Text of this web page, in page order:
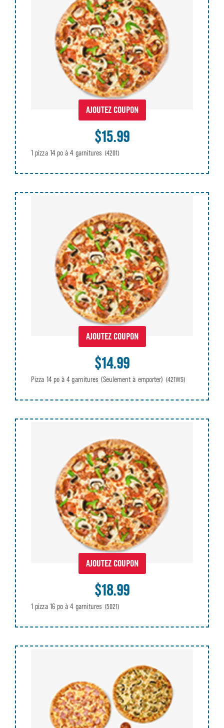
AJOUTEZ COUPON
$15.99
1 pizza 14 po à 4 garnitures (4201)
AJOUTEZ COUPON
$14.99
Pizza 14 po à 4 garnitures (Seulement à emporter) (421WS)
AJOUTEZ COUPON
$18.99
1 pizza 16 po à 4 garnitures (5021)